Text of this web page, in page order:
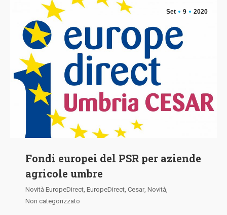
Set 9 2020
Fondi europei del PSR per aziende
agricole umbre
Novità EuropeDirect EuropeDirect Cesar Novità
Non categorizzato